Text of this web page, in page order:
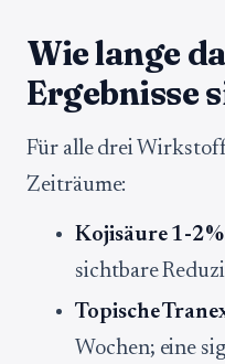
Wie lange
Ergebnisse
Für alle drei
Zeiträume:
Kojisäure 1-
sichtbare
Topische
Wochen; eine